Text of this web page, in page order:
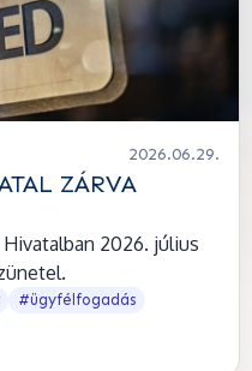
2026.06.29.
ZÁRVA
2026. július
#ügyfélfogadás